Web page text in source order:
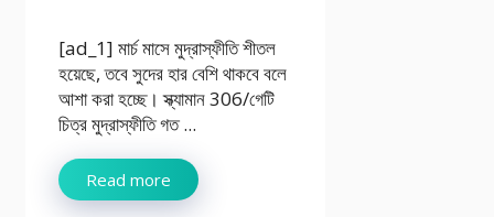
[ad_1] মার্চ মাসে মুদ্রাস্ফীতি শীতল
হয়েছে, তবে সুদের হার বেশি থাকবে বলে
আশা করা হচ্ছে। স্ক্যামান 306/গেটি
চিত্র মুদ্রাস্ফীতি গত ...
Read more